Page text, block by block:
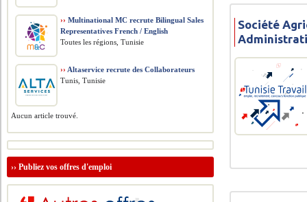
Société
›› Multinational MC recrute Bilingual Sales
Representatives French / English
Toutes les régions, Tunisie
›› Altaservice recrute des Collaborateurs
Tunis, Tunisie
Aucun article trouvé.
››Publiez vos offres d'emploi